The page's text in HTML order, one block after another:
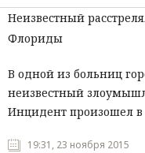
Неизвестный
Флориды
В одной из больниц
неизвестный
Инцидент произошел
19:31, 23 ноября 2015